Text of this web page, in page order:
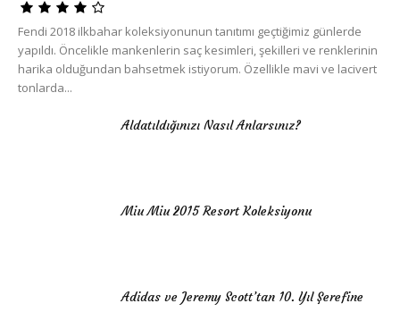
Fendi 2018 ilkbahar koleksiyonunun tanıtımı geçtiğimiz günlerde
yapıldı. Öncelikle mankenlerin saç kesimleri, şekilleri ve renklerinin
harika olduğundan bahsetmek istiyorum. Özellikle mavi ve lacivert
tonlarda...
Aldatıldığınızı Nasıl Anlarsınız?
Miu Miu 2015 Resort Koleksiyonu
Adidas ve Jeremy Scott’tan 10. Yıl Şerefine